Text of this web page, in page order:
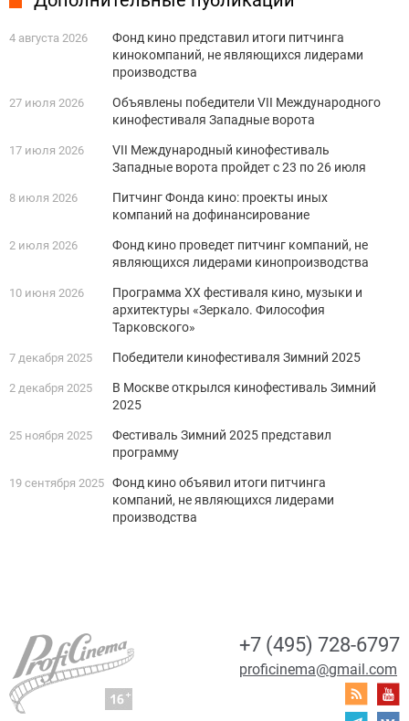
4 августа 2026
Фонд кино представил итоги питчинга
кинокомпаний, не являющихся лидерами
производства
27 июля 2026
Объявлены победители VII Международного
кинофестиваля Западные ворота
17 июля 2026
VII Международный кинофестиваль
Западные ворота пройдет с 23 по 26 июля
8 июля 2026
Питчинг Фонда кино: проекты иных
компаний на дофинансирование
2 июля 2026
Фонд кино проведет питчинг компаний, не
являющихся лидерами кинопроизводства
10 июня 2026
Программа XX фестиваля кино, музыки и
архитектуры «Зеркало. Философия
Тарковского»
7 декабря 2025 Победители кинофестиваля Зимний 2025
2 декабря 2025
В Москве открылся кинофестиваль Зимний
2025
25 ноября 2025
Фестиваль Зимний 2025 представил
программу
19 сентября 2025 Фонд кино объявил итоги питчинга
компаний, не являющихся лидерами
производства
+7 (495) 728-6797
proficinema@gmail.com